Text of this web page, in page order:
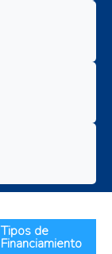
Tipos de
Financiamiento